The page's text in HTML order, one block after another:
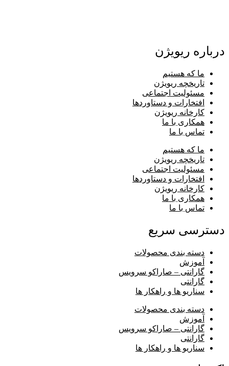
درباره ریویژن
ما که هستیم
تاریخچه ریویژن
مسئولیت اجتماعی
افتخارات و دستاوردها
کارخانه ریویژن
همکاری با ما
تماس با ما
ما که هستیم
تاریخچه ریویژن
مسئولیت اجتماعی
افتخارات و دستاوردها
کارخانه ریویژن
همکاری با ما
تماس با ما
دسترسی سریع
دسته بندی محصولات
آموزش
گارانتی – صاراکو سرویس
گارانتی
سناریو ها و راهکار ها
دسته بندی محصولات
آموزش
گارانتی – صاراکو سرویس
گارانتی
سناریو ها و راهکار ها